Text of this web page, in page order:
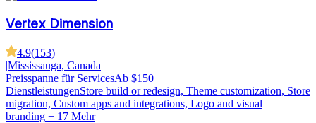
Vertex Dimension
4.9(153)
|Mississauga, Canada
Preisspanne für ServicesAb $150
DienstleistungenStore build or redesign, Theme customization, Store
migration, Custom apps and integrations, Logo and visual
branding + 17 Mehr